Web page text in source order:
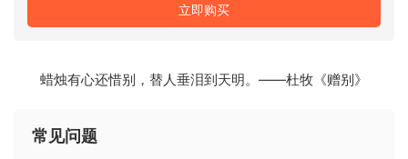
之处并减弱过度之处。零延迟。动态音调调整器。均衡器会分
来优化音轨，从而获得以前无法获得的效果。均衡器大大简化
期所需的处理量。它还可以在主总线上使用，对整个混音或主
音轨进行最终调整。
立即购买
蜡烛有心还惜别，替人垂泪到天明。——杜牧《赠别》
常见问题